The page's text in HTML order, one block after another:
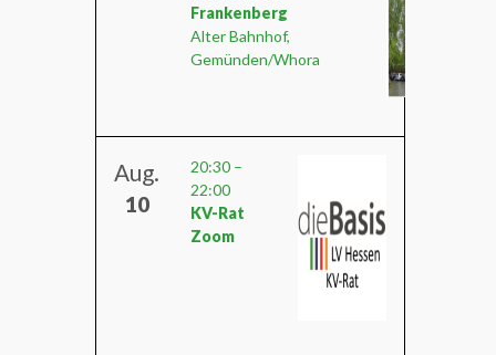
Frankenberg
Alter Bahnhof,
Gemünden/Whora
Aug.
10
20:30 –
22:00
KV-Rat
Zoom